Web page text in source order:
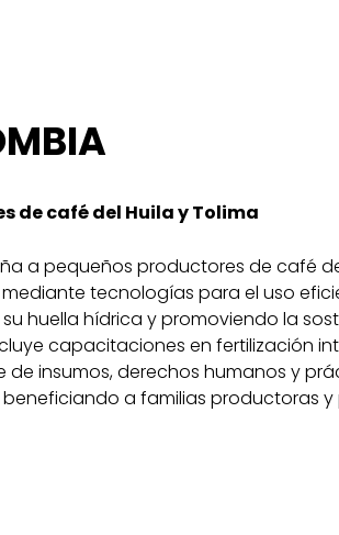
de café del Huila y Tolima
a pequeños productores de café
tecnologías para el uso
huella hídrica y promoviendo la
capacitaciones en fertilización
de insumos, derechos humanos y
beneficiando a familias productoras y